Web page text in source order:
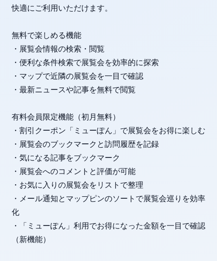
快適にご利用いただけます。
無料で楽しめる機能
・展覧会情報の検索・閲覧
・便利な条件検索で展覧会を効率的に探索
・マップで近隣の展覧会を一目で確認
・最新ニュースや記事を無料で閲覧
有料会員限定機能（初月無料）
・割引クーポン「ミューぽん」で展覧会をお得に楽しむ
・展覧会のブックマークと訪問履歴を記録
・気になる記事をブックマーク
・展覧会へのコメントと評価が可能
・お気に入りの展覧会をリストで整理
・メール通知とマップピンのソートで展覧会巡りを効率
化
・「ミューぽん」利用でお得になった金額を一目で確認
（新機能）